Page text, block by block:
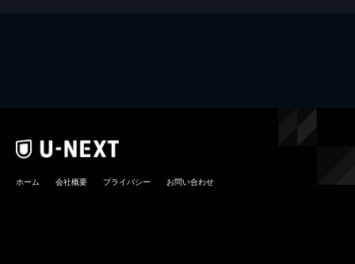
ホーム 会社概要 プライバシー お問い合わせ